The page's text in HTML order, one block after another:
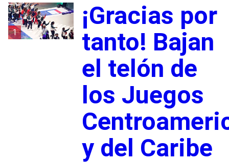
1
¡Gracias por
tanto! Bajan
el telón de
los Juegos
y del Caribe